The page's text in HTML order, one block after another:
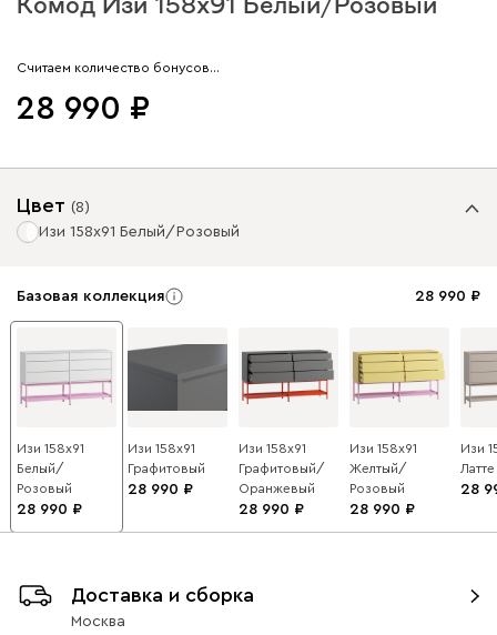
Арт. 329317
Считаем количество бонусов…
28 990
Цвет (8)
Изи 158x91 Белый/Розовый
Базовая коллекция 28 990
Изи 158x91
Белый/
Розовый
28 990
Изи 158x91
Графитовый
28 990
Изи 158x91
Графитовый/
Оранжевый
28 990
Изи 158x91
Желтый/
Розовый
28 990
Изи
Латте
28
Доставка и сборка
Москва